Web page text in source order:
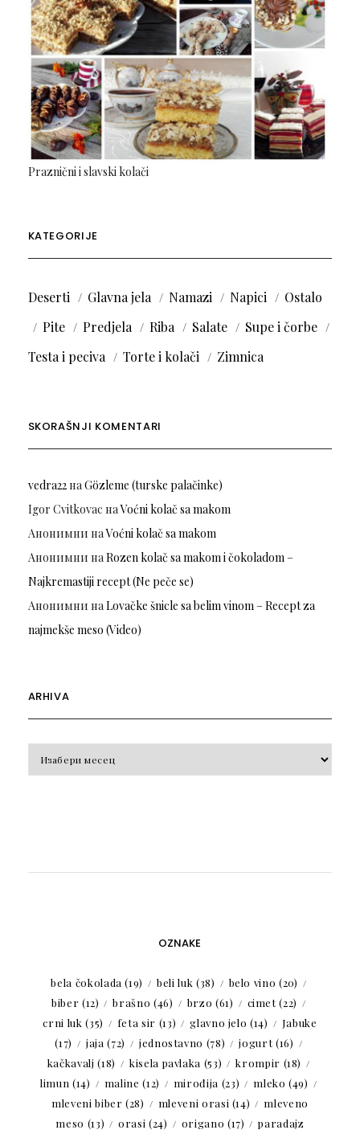
Praznični i slavski kolači
KATEGORIJE
Deserti Glavna jela Namazi Napici
Ostalo
Pite
Predjela Riba Salate
Supe i čorbe
Testa i peciva
Torte i kolači Zimnica
SKORAŠNJI KOMENTARI
vedra22наGözleme (turske palačinke)
Igor Cvitkovac наVoćni kolač sa makom
Анонимни наVoćni kolač sa makom
Анонимни наRozen kolač sa makom i čokoladom –
Najkremastiji recept (Ne peče se)
Анонимни наLovačke šnicle sa belim vinom – Recept za
najmekše meso (Video)
ARHIVA
OZNAKE
bela čokolada (19) beli luk (38) belo vino (20)
biber (12) brašno (46) brzo (61) cimet(22)
crni luk (35) feta sir (13) glavno jelo (14)
Jabuke
(17)
jaja (72) jednostavno (78) jogurt(16)
kačkavalj (18) kisela pavlaka (53) krompir (18)
limun (14) maline (12) mirođija (23) mleko (49)
mleveni biber (28) mleveni orasi (14)
mleveno
meso (13) orasi (24) origano (17)
paradajz